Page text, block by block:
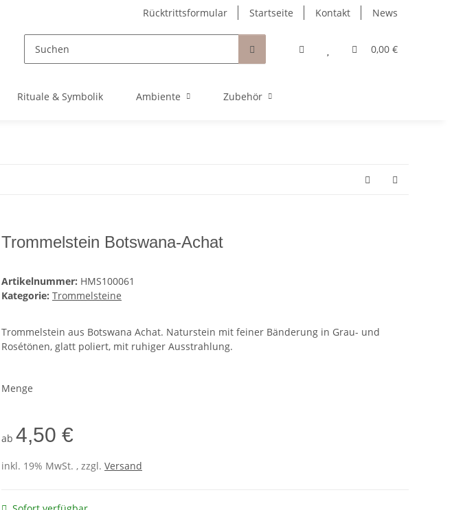
Rücktrittsformular Startseite Kontakt News
0,00 €
Rituale & Symbolik Ambiente Zubehör
Trommelstein Botswana-Achat
Artikelnummer: HMS100061
Kategorie: Trommelsteine
Trommelstein aus Botswana Achat. Naturstein mit feiner Bänderung in Grau- und
Rosétönen, glatt poliert, mit ruhiger Ausstrahlung.
Menge
ab 4,50 €
inkl. 19% MwSt. , zzgl. Versand